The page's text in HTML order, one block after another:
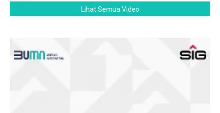
Lihat Semua Video